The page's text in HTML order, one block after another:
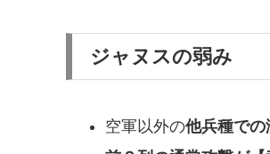
ジャヌスの弱み
空軍以外の他兵種での